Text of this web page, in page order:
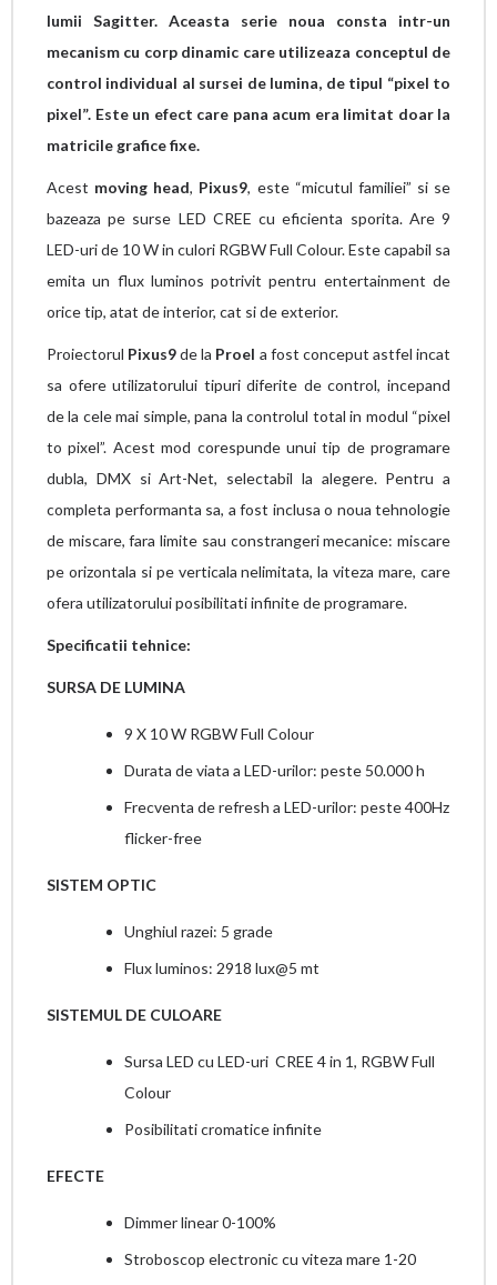
lumii Sagitter. Aceasta serie noua consta intr-un
mecanism cu corp dinamic care utilizeaza conceptul de
control individual al sursei de lumina, de tipul “pixel to
pixel”. Este un efect care pana acum era limitat doar la
matricile grafice fixe.
Acest moving head, Pixus9, este “micutul familiei” si se
bazeaza pe surse LED CREE cu eficienta sporita. Are 9
LED-uri de 10 W in culori RGBW Full Colour. Este capabil sa
emita un flux luminos potrivit pentru entertainment de
orice tip, atat de interior, cat si de exterior.
Proiectorul Pixus9de la Proel a fost conceput astfel incat
sa ofere utilizatorului tipuri diferite de control, incepand
de la cele mai simple, pana la controlul total in modul “pixel
to pixel”. Acest mod corespunde unui tip de programare
dubla, DMX si Art-Net, selectabil la alegere. Pentru a
completa performanta sa, a fost inclusa o noua tehnologie
de miscare, fara limite sau constrangeri mecanice: miscare
pe orizontala si pe verticala nelimitata, la viteza mare, care
ofera utilizatorului posibilitati infinite de programare.
Specificatii tehnice:
SURSA DE LUMINA
9 X 10 W RGBW Full Colour
Durata de viata a LED-urilor: peste 50.000 h
Frecventa de refresh a LED-urilor: peste 400Hz
flicker-free
SISTEM OPTIC
Unghiul razei: 5 grade
Flux luminos: 2918 lux@5 mt
SISTEMUL DE CULOARE
Sursa LED cu LED-uri CREE 4 in 1, RGBW Full
Colour
Posibilitati cromatice infinite
EFECTE
Dimmer linear 0-100%
Stroboscop electronic cu viteza mare 1-20